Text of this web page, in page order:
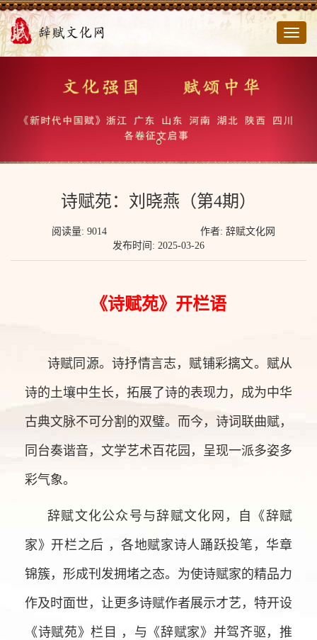
切
诗赋苑：刘晓燕（第4期）
阅读量: 9014
作者: 辞赋文化网
发布时间: 2025-03-26
《诗赋苑》开栏语
诗赋同源。诗抒情言志，赋铺彩摛文。赋从
诗的土壤中生长，拓展了诗的表现力，成为中华
古典文脉不可分割的双璧。而今，诗词联曲赋，
同台奏谐音，文学艺术百花园，呈现一派多姿多
彩气象。
辞赋文化公众号与辞赋文化网，自《辞赋
家》开栏之后 ，各地赋家诗人踊跃投笔，华章
锦簇，形成刊发拥堵之态。为使诗赋家的精品力
作及时面世，让更多诗赋作者展示才艺，特开设
《诗赋苑》栏目 ，与《辞赋家》并驾齐驱，推